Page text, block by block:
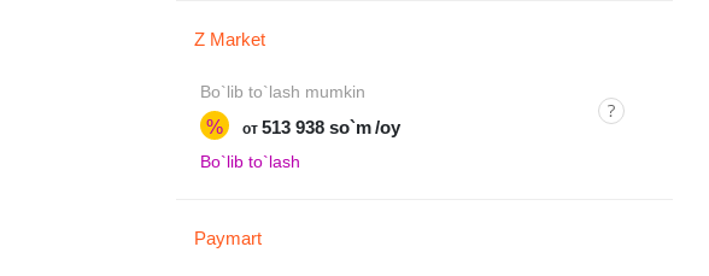
Z Market
Bo`lib to`lash mumkin
% от 513 938 so`m /oy
Bo`lib to`lash
Paymart